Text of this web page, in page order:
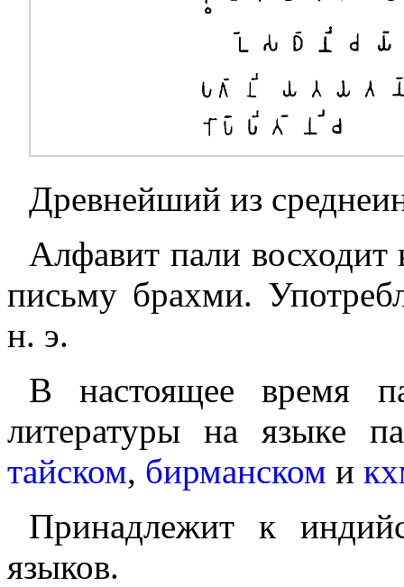
Древнейший из
Алфавит пали восходит
письму брахми.
н. э.
В настоящее время
литературы на языке
тайском, бирманском и
Принадлежит к
языков.